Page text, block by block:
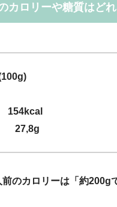
カロリーや糖質はど
154kcal
前のカロリーは「約200g